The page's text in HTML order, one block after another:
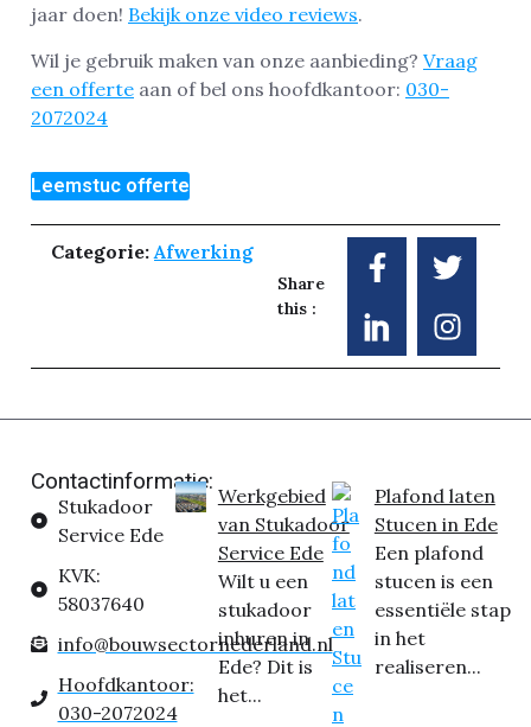
jaar doen! Bekijk onze video reviews.
Wil je gebruik maken van onze aanbieding? Vraag
een offerte aan of bel ons hoofdkantoor: 030-
2072024
Leemstuc offerte
Categorie:Afwerking
Share
this :
Contactinformatie:
Stukadoor
Service Ede
KVK:
58037640
info@bouwsectornederland.nl
Hoofdkantoor:
030-2072024
Werkgebied
van Stukadoor
Service Ede
Wilt u een
stukadoor
inhuren in
Ede? Dit is
het...
Plafond laten
Stucen in Ede
Een plafond
stucen is een
essentiële stap
in het
realiseren...